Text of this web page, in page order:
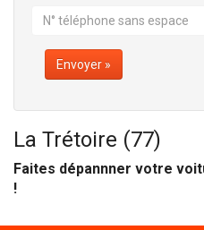
Envoyer »
La Trétoire (77)
Faites dépannner votre
!